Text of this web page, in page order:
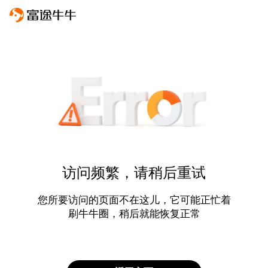
访问频繁，请稍后重试
您所要访问的页面不在这儿，它可能正忙着
刷牛牛圈，稍后就能恢复正常